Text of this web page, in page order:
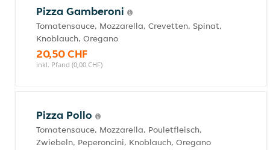
Pizza Gamberoni
Tomatensauce, Mozzarella, Crevetten, Spinat,
Knoblauch, Oregano
20,50 CHF
inkl. Pfand (0,00 CHF)
Pizza Pollo
Tomatensauce, Mozzarella, Pouletfleisch,
Zwiebeln, Peperoncini, Knoblauch, Oregano